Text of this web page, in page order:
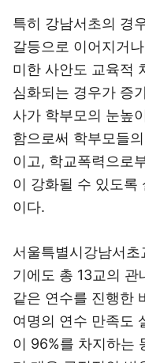
특히 강남서초의 경
갈등으로 이어지거
미한 사안도 교육적
심화되는 경우가 증
사가 학부모의 눈높
함으로써 학부모들
이고, 학교폭력으로
이 강화될 수 있도록
이다.
서울특별시강남서
기에도 총 13교의 관
같은 연수를 진행한
여명의 연수 만족도
이 96%를 차지하는